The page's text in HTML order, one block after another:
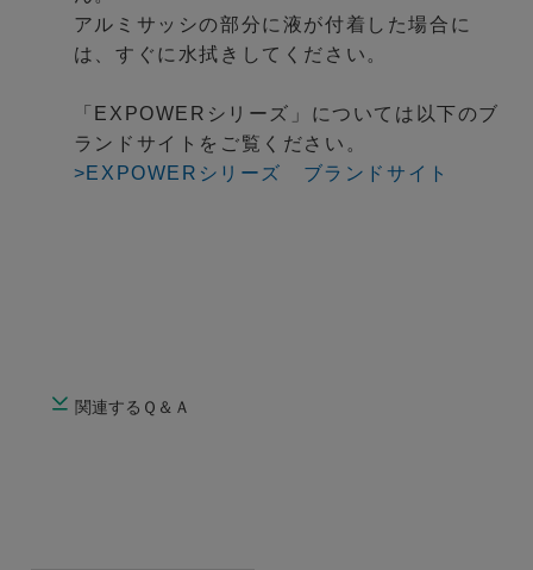
アルミサッシの部分に液が付着した場合に
は、すぐに水拭きしてください。
「EXPOWERシリーズ」については以下のブ
ランドサイトをご覧ください。
>EXPOWERシリーズ ブランドサイト
関連するＱ＆Ａ